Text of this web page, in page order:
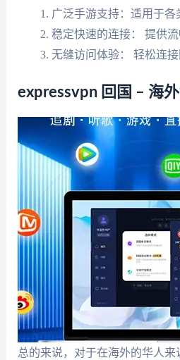
广泛手游支持：适用于各
稳定快速的连接： 提供流
无缝访问体验： 轻松连接
expressvpn 回国 – 海
总的来说，对于在海外的华人来